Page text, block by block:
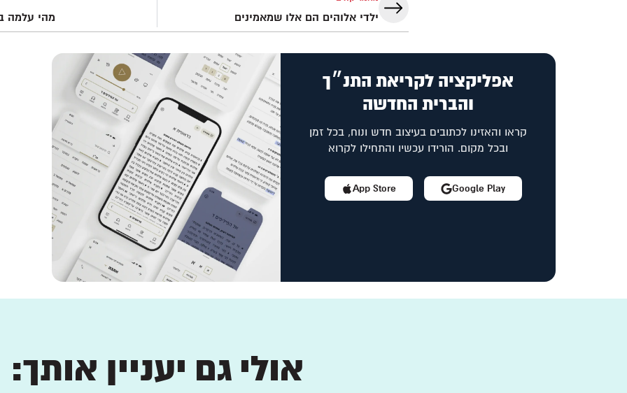
ילדי אלוהים הם אלו שמאמינים מהי עלמה
אפליקציה לקריאת התנ״ך
והברית החדשה
קראו והאזינו לכתובים בעיצוב חדש ונוח, בכל זמן
ובכל מקום. הורידו עכשיו והתחילו לקרוא
App Store Google Play
אולי גם יעניין אותך: